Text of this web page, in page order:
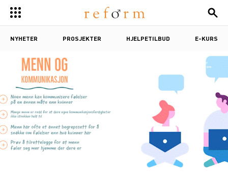
NYHETER PROSJEKTER HJELPETILBUD E-KURS